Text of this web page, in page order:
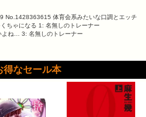
No.1428363615 体育会系みたいな口調とエッチ
ちゃになる 1: 名無しのトレーナー
ね… 3: 名無しのトレーナー
得なセール本